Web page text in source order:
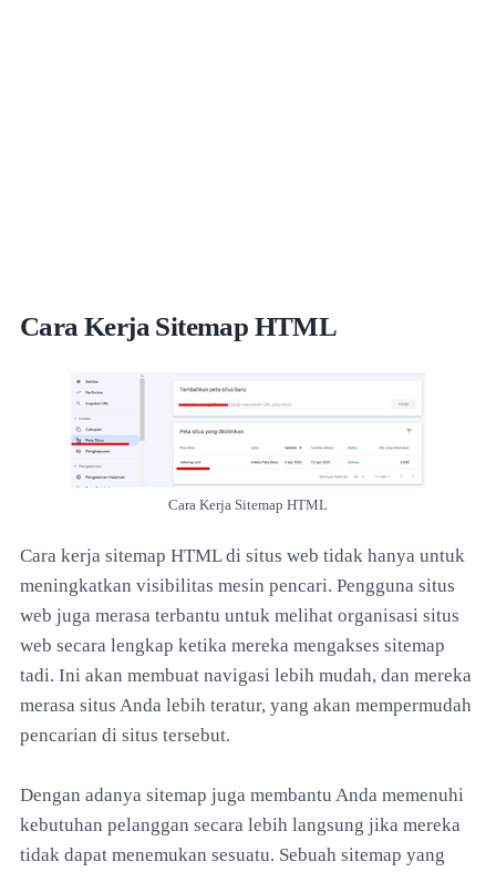
Cara Kerja Sitemap HTML
Cara Kerja Sitemap HTML
Cara kerja sitemap HTML di situs web tidak hanya untuk
meningkatkan visibilitas mesin pencari. Pengguna situs
web juga merasa terbantu untuk melihat organisasi situs
web secara lengkap ketika mereka mengakses sitemap
tadi. Ini akan membuat navigasi lebih mudah, dan mereka
merasa situs Anda lebih teratur, yang akan mempermudah
pencarian di situs tersebut.
Dengan adanya sitemap juga membantu Anda memenuhi
kebutuhan pelanggan secara lebih langsung jika mereka
tidak dapat menemukan sesuatu. Sebuah sitemap yang